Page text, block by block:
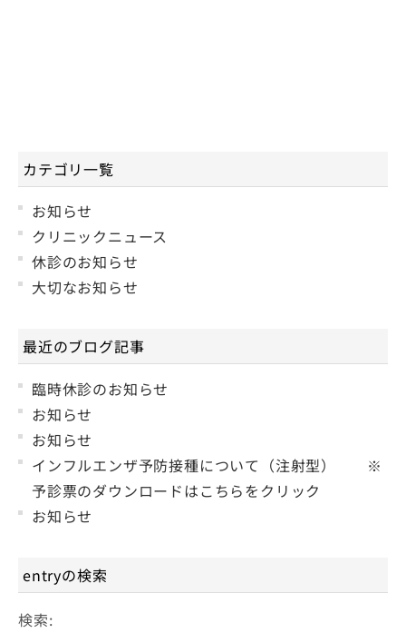
カテゴリ一覧
お知らせ
クリニックニュース
休診のお知らせ
大切なお知らせ
最近のブログ記事
臨時休診のお知らせ
お知らせ
お知らせ
インフルエンザ予防接種について（注射型） ※
予診票のダウンロードはこちらをクリック
お知らせ
entryの検索
検索: